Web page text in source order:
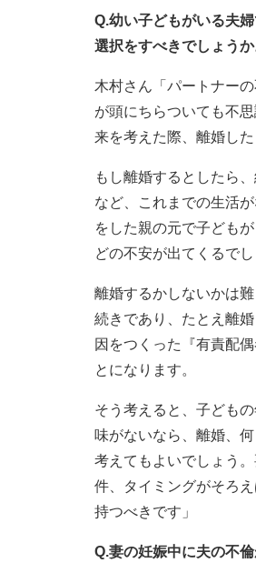
Q.幼い子どもがいる夫
選択をすべきでしょうか
木村さん「パートナー
が頭にちらついても不
来を考えた際、離婚し
もし離婚するとしたら
など、これまでの生活
をした親の元で子ども
どの不安が出てくるでし
離婚するかしないかは
続きであり、たとえ離
因をつくった『有責配
とになります。
そう考えると、子ども
味がないなら、離婚、
考えてもよいでしょう
件、タイミングがそろ
持つべきです」
Q.妻の妊娠中に夫の不